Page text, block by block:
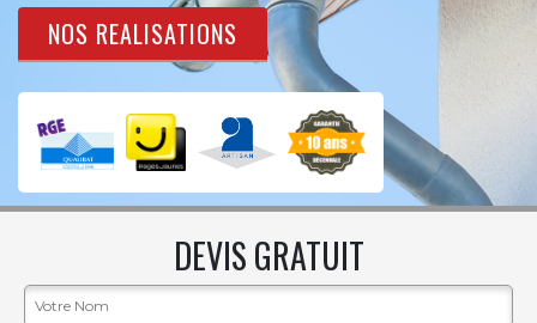
NOS REALISATIONS
DEVIS GRATUIT